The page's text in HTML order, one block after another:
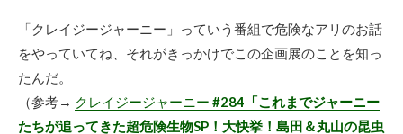
「クレイジージャーニー」っていう番組で危険なアリのお話
をやっていてね、それがきっかけでこの企画展のことを知っ
たんだ。
（参考→ クレイジージャーニー #284「これまでジャーニー
たちが追ってきた超危険生物SP！大快挙！島田＆丸山の昆虫